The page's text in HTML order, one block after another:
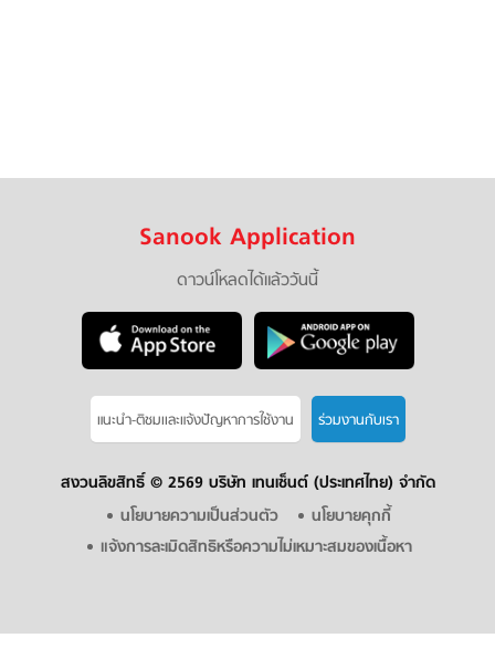
Sanook Application
ดาวน์โหลดได้แล้ววันนี้
แนะนำ-ติชมเเละแจ้งปัญหาการใช้งาน ร่วมงานกับเรา
สงวนลิขสิทธิ์ © 2569 บริษัท เทนเซ็นต์ (ประเทศไทย) จำกัด
นโยบายความเป็นส่วนตัว
นโยบายคุกกี้
แจ้งการละเมิดสิทธิหรือความไม่เหมาะสมของเนื้อหา